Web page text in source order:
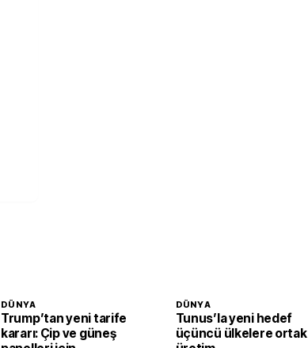
DÜNYA
Trump’tan yeni tarife
kararı: Çip ve güneş
DÜNYA
Tunus’la yeni hedef
üçüncü ülkelere ortak